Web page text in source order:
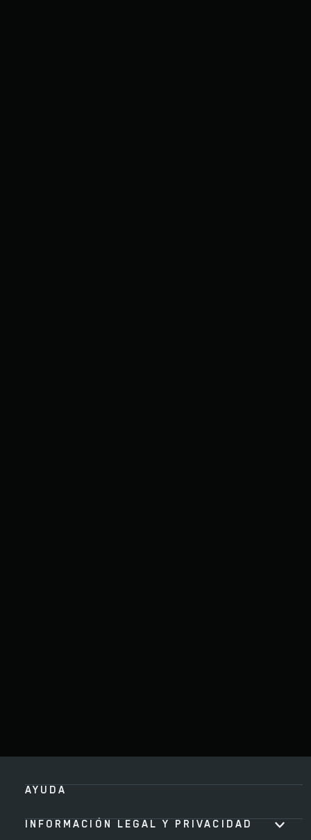
AYUDA
INFORMACIÓN LEGAL Y PRIVACIDAD